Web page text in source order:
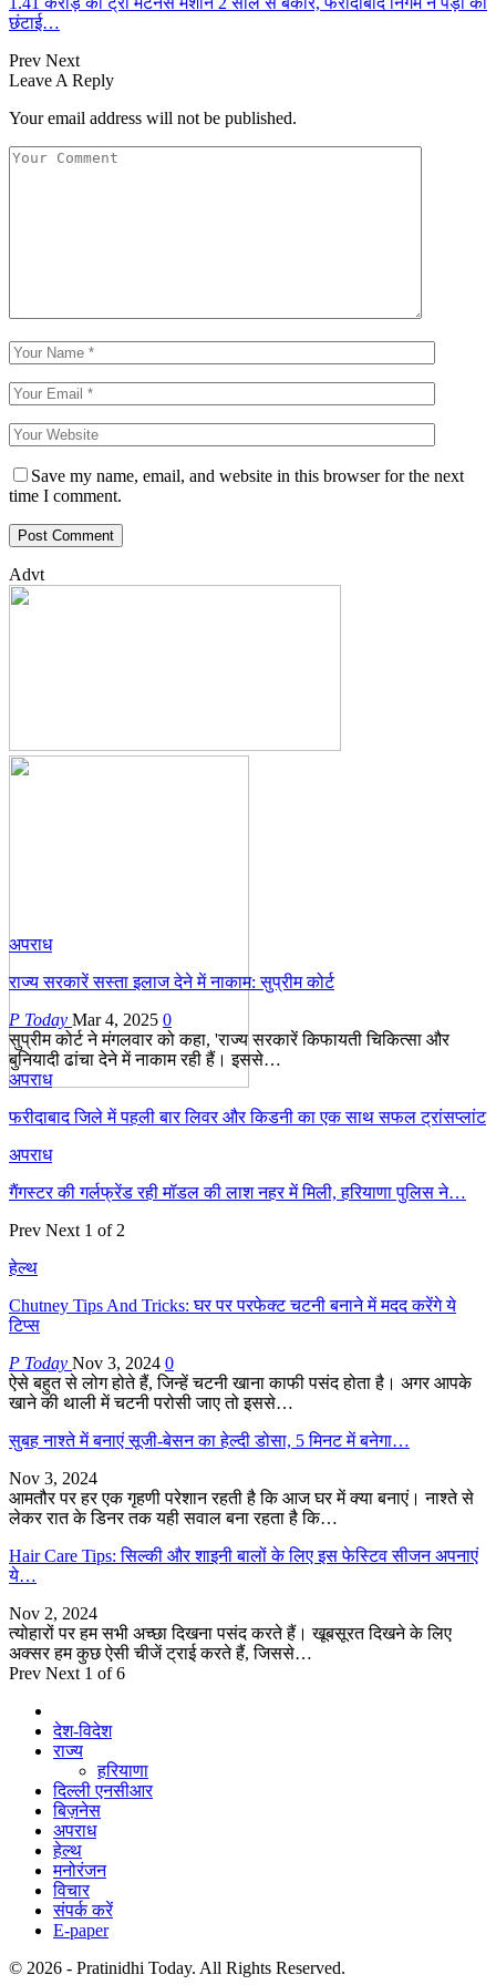
छंटाई…
Prev Next
Leave A Reply
Your email address will not be published.
Save my name, email, and website in this browser for the next
time I comment.
Advt
अपराध
राज्य सरकारें सस्ता इलाज देने में नाकाम: सुप्रीम कोर्ट
P Today Mar 4, 2025 0
सुप्रीम कोर्ट ने मंगलवार को कहा, 'राज्य सरकारें किफायती चिकित्सा और
बुनियादी ढांचा देने में नाकाम रही हैं। इससे…
अपराध
फरीदाबाद जिले में पहली बार लिवर और किडनी का एक साथ सफल ट्रांसप्लांट
अपराध
गैंगस्टर की गर्लफ्रेंड रही मॉडल की लाश नहर में मिली, हरियाणा पुलिस ने…
Prev Next 1 of 2
हेल्थ
Chutney Tips And Tricks: घर पर परफेक्ट चटनी बनाने में मदद करेंगे ये
टिप्स
P Today Nov 3, 2024 0
ऐसे बहुत से लोग होते हैं, जिन्हें चटनी खाना काफी पसंद होता है। अगर आपके
खाने की थाली में चटनी परोसी जाए तो इससे…
सुबह नाश्ते में बनाएं सूजी-बेसन का हेल्दी डोसा, 5 मिनट में बनेगा…
Nov 3, 2024
आमतौर पर हर एक गृहणी परेशान रहती है कि आज घर में क्या बनाएं। नाश्ते से
लेकर रात के डिनर तक यही सवाल बना रहता है कि…
Hair Care Tips: सिल्की और शाइनी बालों के लिए इस फेस्टिव सीजन अपनाएं
ये…
Nov 2, 2024
त्योहारों पर हम सभी अच्छा दिखना पसंद करते हैं। खूबसूरत दिखने के लिए
अक्सर हम कुछ ऐसी चीजें ट्राई करते हैं, जिससे…
Prev Next 1 of 6
देश-विदेश
राज्य
हरियाणा
दिल्ली एनसीआर
बिज़नेस
अपराध
हेल्थ
मनोरंजन
विचार
संपर्क करें
E-paper
© 2026 - Pratinidhi Today. All Rights Reserved.